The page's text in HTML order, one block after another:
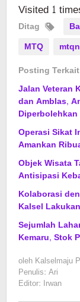
Visited 1
Ditag
MTQ
Posting Terkait
Jalan Veteran
dan Amblas,
Operasi Sikat
Amankan
Objek Wisata
Antisipasi
Kolaborasi
Kalsel
Sejumlah
Kemaru, Stok
oleh Kalselmaju
Penulis: Ari
Editor: Irwan